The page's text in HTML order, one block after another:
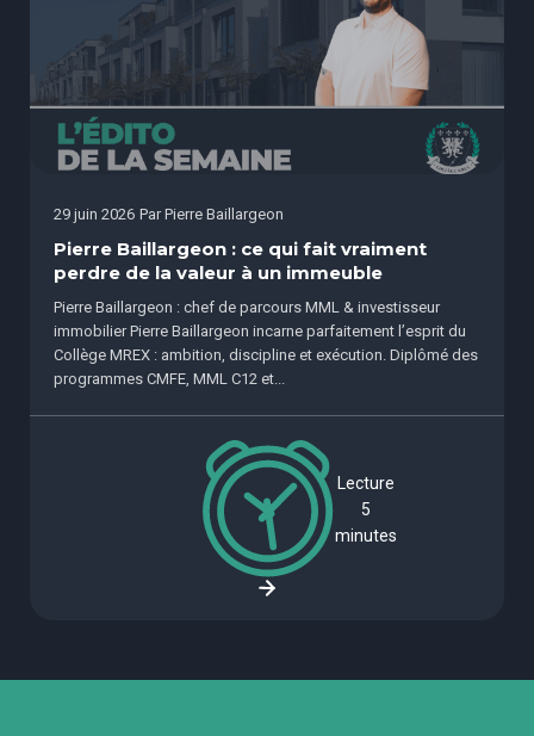
29 juin 2026 Par Pierre Baillargeon
Pierre Baillargeon : ce qui fait vraiment
perdre de la valeur à un immeuble
Pierre Baillargeon : chef de parcours MML & investisseur
immobilier Pierre Baillargeon incarne parfaitement l’esprit du
Collège MREX : ambition, discipline et exécution. Diplômé des
programmes CMFE, MML C12 et...
Lecture
5
minutes